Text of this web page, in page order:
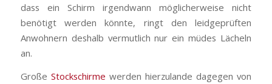
dass ein Schirm irgendwann möglicherweise nicht
benötigt werden könnte, ringt den leidgeprüften
Anwohnern deshalb vermutlich nur ein müdes Lächeln
an.
Große Stockschirme werden hierzulande dagegen von